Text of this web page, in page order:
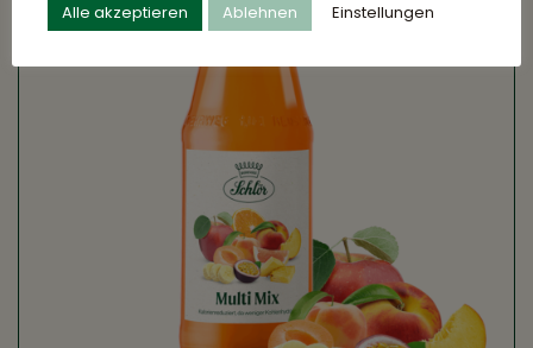
Alle akzeptieren Ablehnen Einstellungen